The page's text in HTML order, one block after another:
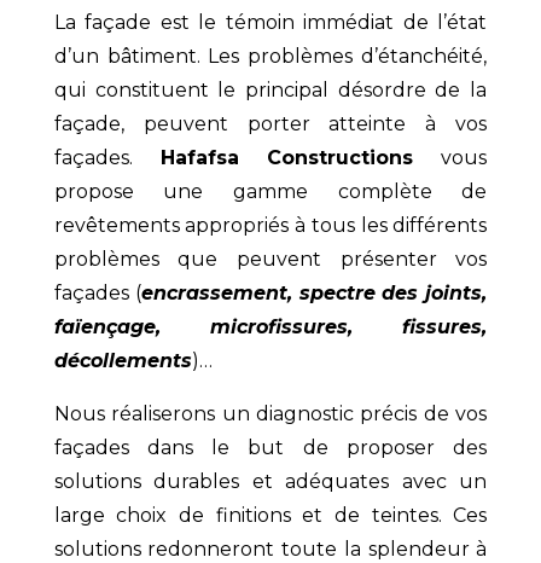
La façade est le témoin immédiat de l’état
d’un bâtiment. Les problèmes d’étanchéité,
qui constituent le principal désordre de la
façade, peuvent porter atteinte à vos
façades. Hafafsa Constructions vous
propose une gamme complète de
revêtements appropriés à tous les différents
problèmes que peuvent présenter vos
façades (encrassement, spectre des joints,
faïençage, microfissures, fissures,
décollements)…
Nous réaliserons un diagnostic précis de vos
façades dans le but de proposer des
solutions durables et adéquates avec un
large choix de finitions et de teintes. Ces
solutions redonneront toute la splendeur à